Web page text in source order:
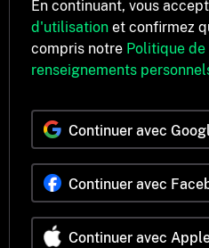
En continuant, vous
d'utilisation et confirmez
compris notre Politique
renseignements
Continuer avec
Continuer avec
Continuer avec